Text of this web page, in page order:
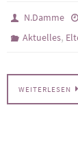
N.Damme
Aktuelles,
WEITERLESEN